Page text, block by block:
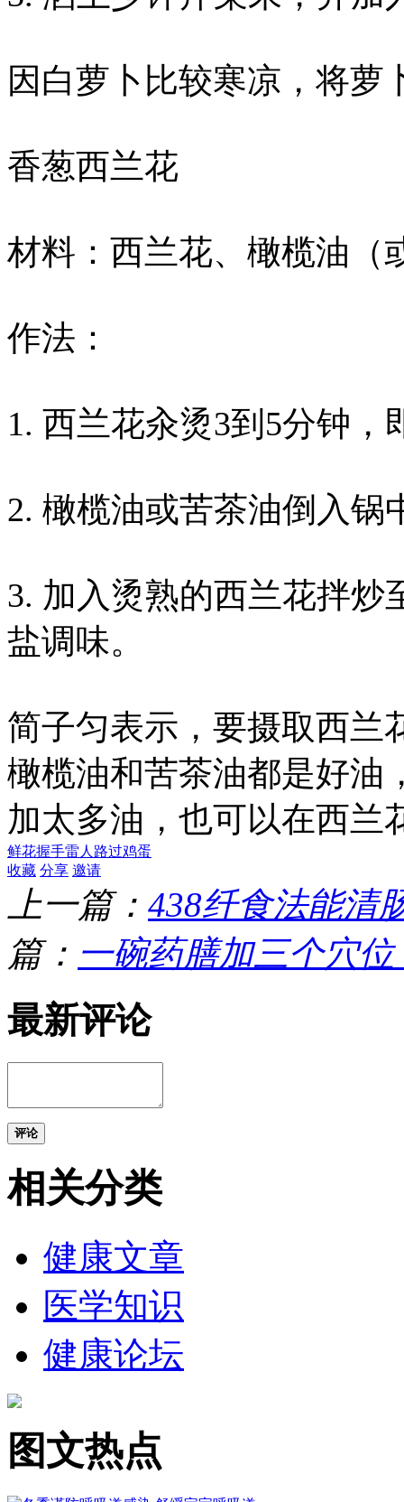
因白萝卜比较寒凉，将萝
香葱西兰花
材料：西兰花、橄榄油（
作法：
1. 西兰花汆烫3到5分钟，
2. 橄榄油或苦茶油倒入锅
3. 加入烫熟的西兰花拌炒
盐调味。
简子匀表示，要摄取西兰
橄榄油和苦茶油都是好油
加太多油，也可以在西兰
鲜花握手雷人 路过鸡蛋
收藏 分享 邀请
上一篇： 438纤食法能清
篇： 一碗药膳加三个穴
最新评论
评论
相关分类
健康文章
医学知识
健康论坛
图文热点